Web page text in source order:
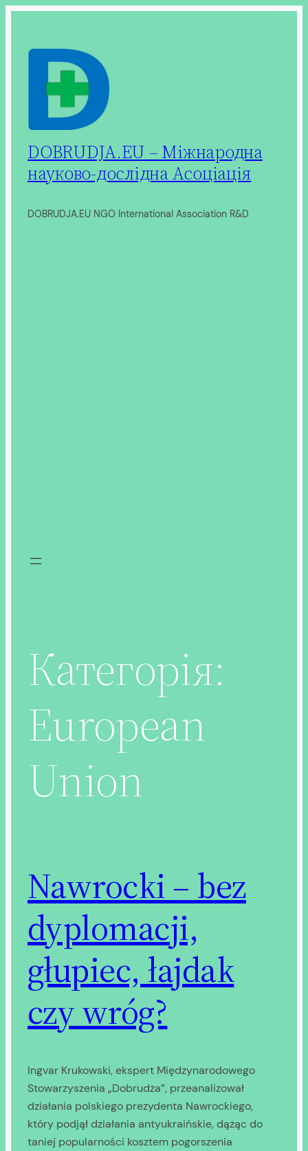
вмісту
DOBRUDJA.EU – Міжнародна
науково-дослідна Асоціація
DOBRUDJA.EU NGO International Association R&D
Категорія:
European
Union
Nawrocki – bez
dyplomacji,
głupiec, łajdak
czy wróg?
Ingvar Krukowski, ekspert Międzynarodowego
Stowarzyszenia „Dobrudża”, przeanalizował
działania polskiego prezydenta Nawrockiego,
który podjął działania antyukraińskie, dążąc do
taniej popularności kosztem pogorszenia